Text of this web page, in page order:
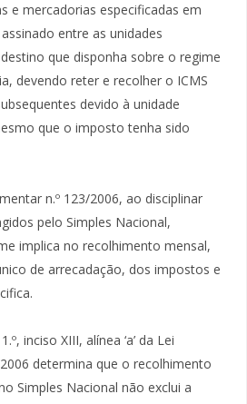
e mercadorias especificadas em
entre as unidades
que disponha sobre o regime
devendo reter e recolher o ICMS
devido à unidade
que o imposto tenha sido
n.º 123/2006, ao disciplinar
pelo Simples Nacional,
implica no recolhimento mensal,
de arrecadação, dos impostos e
inciso XIII, alínea ‘a’ da Lei
determina que o recolhimento
Simples Nacional não exclui a